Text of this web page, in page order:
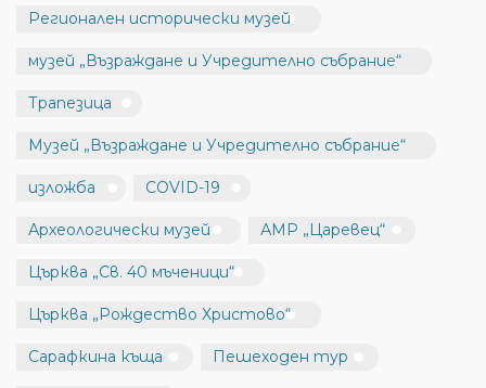
Регионален исторически музей
музей „Възраждане и Учредително събрание“
Трапезица
Музей „Възраждане и Учредително събрание“
изложба COVID-19
Археологически музей АМР „Царевец“
Църква „Св. 40 мъченици“
Църква „Рождество Христово“
Сарафкина къща Пешеходен тур